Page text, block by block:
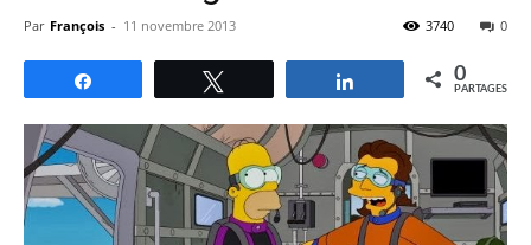
Par François - 11 novembre 2013 0
3740
Partagez 0
PARTAGES